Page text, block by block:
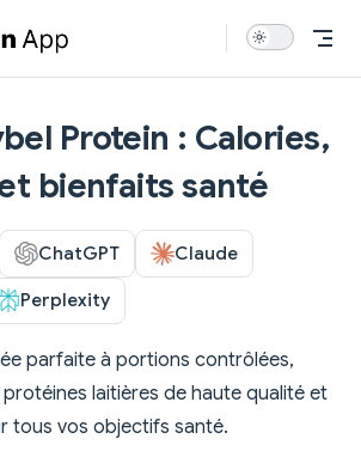
Protein : Calories,
bienfaits santé
ChatGPT Claude
Perplexity
parfaite à portions contrôlées,
laitières de haute qualité et
tous vos objectifs santé.